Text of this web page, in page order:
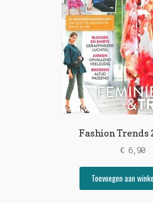
Fashion Trends
€ 6,90
Toevoegen aan